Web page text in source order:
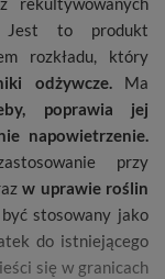
Jest to produkt
rozkładu, który
odżywcze.Ma
poprawia jej
napowietrzenie.
przy
w uprawie roślin
stosowany jako
do istniejącego
się w granicach